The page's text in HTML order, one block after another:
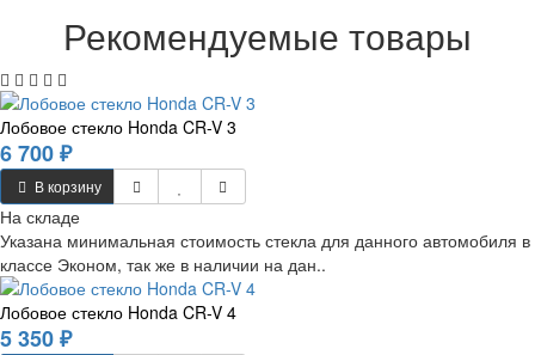
Рекомендуемые товары
Лобовое стекло Honda CR-V 3
6 700 ₽
В корзину
На складе
Указана минимальная стоимость стекла для данного автомобиля в
классе Эконом, так же в наличии на дан..
Лобовое стекло Honda CR-V 4
5 350 ₽